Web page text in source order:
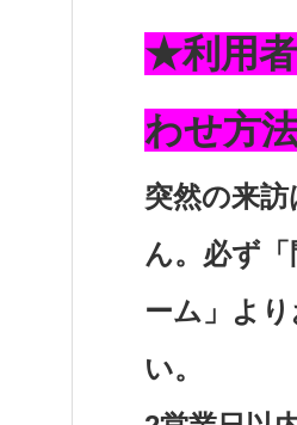
★利用
わせ方
突然の来
ん。必ず
ーム」よ
い。